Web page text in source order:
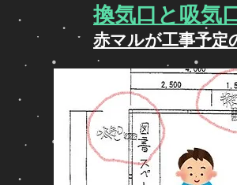
換気口と吸気
赤マルが工事予定